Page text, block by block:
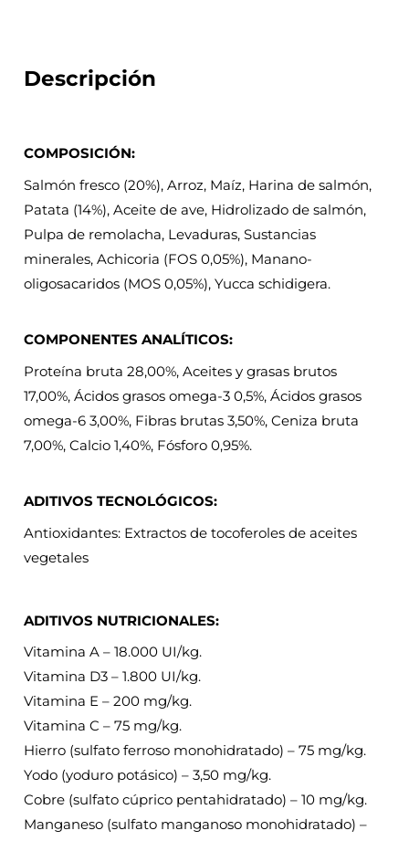
Descripción
COMPOSICIÓN:
Salmón fresco (20%), Arroz, Maíz, Harina de salmón,
Patata (14%), Aceite de ave, Hidrolizado de salmón,
Pulpa de remolacha, Levaduras, Sustancias
minerales, Achicoria (FOS 0,05%), Manano-
oligosacaridos (MOS 0,05%), Yucca schidigera.
COMPONENTES ANALÍTICOS:
Proteína bruta 28,00%, Aceites y grasas brutos
17,00%, Ácidos grasos omega-3 0,5%, Ácidos grasos
omega-6 3,00%, Fibras brutas 3,50%, Ceniza bruta
7,00%, Calcio 1,40%, Fósforo 0,95%.
ADITIVOS TECNOLÓGICOS:
Antioxidantes: Extractos de tocoferoles de aceites
vegetales
ADITIVOS NUTRICIONALES:
Vitamina A – 18.000 UI/kg.
Vitamina D3 – 1.800 UI/kg.
Vitamina E – 200 mg/kg.
Vitamina C – 75 mg/kg.
Hierro (sulfato ferroso monohidratado) – 75 mg/kg.
Yodo (yoduro potásico) – 3,50 mg/kg.
Cobre (sulfato cúprico pentahidratado) – 10 mg/kg.
Manganeso (sulfato manganoso monohidratado) –